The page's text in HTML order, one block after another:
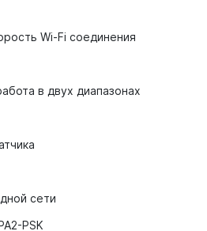
Wi-Fi соединения
в двух диапазонах
сети
PSK